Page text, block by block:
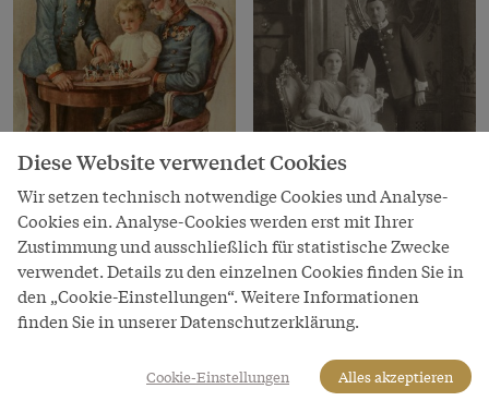
Kapitel
Karl I.: Der
Friedenskaiser?
Kapitel
Kaiser Karl I. und der
Zerfall der Monarchie
Diese Website verwendet Cookies
Wir setzen technisch notwendige Cookies und Analyse-
Cookies ein. Analyse-Cookies werden erst mit Ihrer
Zustimmung und ausschließlich für statistische Zwecke
verwendet. Details zu den einzelnen Cookies finden Sie in
den „Cookie-Einstellungen“. Weitere Informationen
finden Sie in unserer Datenschutzerklärung.
Cookie-Einstellungen Alles akzeptieren